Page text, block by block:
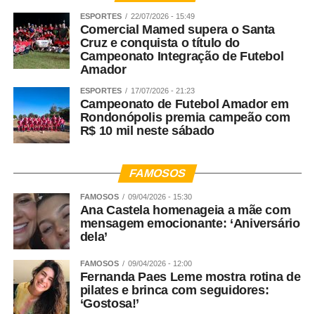
ESPORTES 22/07/2026 - 15:49
Comercial Mamed supera o Santa
Cruz e conquista o título do
Campeonato Integração de Futebol
Amador
ESPORTES 17/07/2026 - 21:23
Campeonato de Futebol Amador em
Rondonópolis premia campeão com
R$ 10 mil neste sábado
FAMOSOS
FAMOSOS 09/04/2026 - 15:30
Ana Castela homenageia a mãe com
mensagem emocionante: ‘Aniversário
dela’
FAMOSOS 09/04/2026 - 12:00
Fernanda Paes Leme mostra rotina de
pilates e brinca com seguidores:
‘Gostosa!’